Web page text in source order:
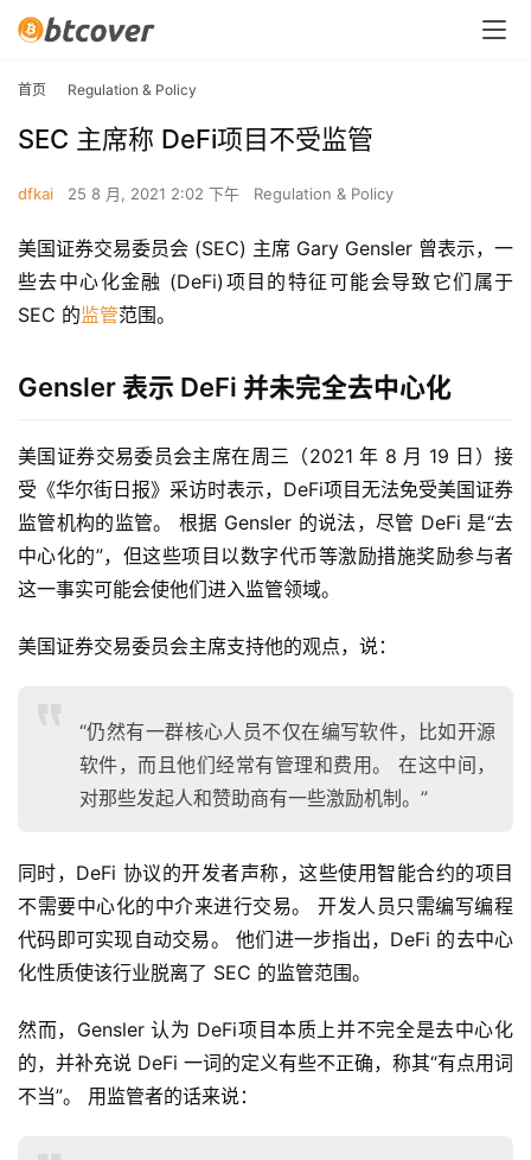
首页 Regulation & Policy
SEC 主席称 DeFi项目不受监管
dfkai 25 8 月, 2021 2:02 下午 Regulation & Policy
美国证券交易委员会 (SEC) 主席 Gary Gensler 曾表示，一
些去中心化金融 (DeFi)项目的特征可能会导致它们属于
SEC 的监管范围。
Gensler 表示 DeFi 并未完全去中心化
美国证券交易委员会主席在周三（2021 年 8 月 19 日）接
受《华尔街日报》采访时表示，DeFi项目无法免受美国证券
监管机构的监管。 根据 Gensler 的说法，尽管 DeFi 是“去
中心化的”，但这些项目以数字代币等激励措施奖励参与者
这一事实可能会使他们进入监管领域。
美国证券交易委员会主席支持他的观点，说：
“仍然有一群核心人员不仅在编写软件，比如开源
软件，而且他们经常有管理和费用。 在这中间，
对那些发起人和赞助商有一些激励机制。”
同时，DeFi 协议的开发者声称，这些使用智能合约的项目
不需要中心化的中介来进行交易。 开发人员只需编写编程
代码即可实现自动交易。 他们进一步指出，DeFi 的去中心
化性质使该行业脱离了 SEC 的监管范围。
然而，Gensler 认为 DeFi项目本质上并不完全是去中心化
的，并补充说 DeFi 一词的定义有些不正确，称其“有点用词
不当”。 用监管者的话来说：